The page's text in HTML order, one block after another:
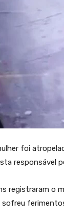
foi
responsável
registraram o
sofreu